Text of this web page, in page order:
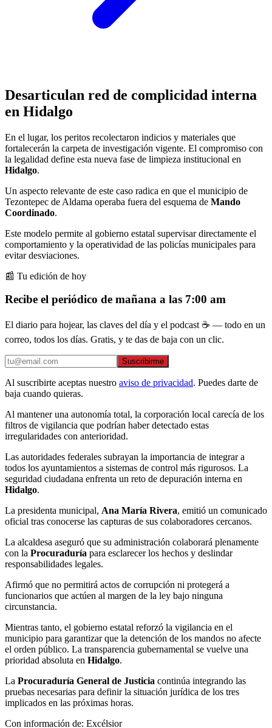
Desarticulan red de complicidad interna
en Hidalgo
En el lugar, los peritos recolectaron indicios y materiales que
fortalecerán la carpeta de investigación vigente. El compromiso con
la legalidad define esta nueva fase de limpieza institucional en
Hidalgo.
Un aspecto relevante de este caso radica en que el municipio de
Tezontepec de Aldama operaba fuera del esquema de Mando
Coordinado.
Este modelo permite al gobierno estatal supervisar directamente el
comportamiento y la operatividad de las policías municipales para
evitar desviaciones.
📰 Tu edición de hoy
Recibe el periódico de mañana a las 7:00 am
El diario para hojear, las claves del día y el podcast ☕ — todo en un
correo, todos los días. Gratis, y te das de baja con un clic.
Suscribirme
Al suscribirte aceptas nuestro aviso de privacidad. Puedes darte de
baja cuando quieras.
Al mantener una autonomía total, la corporación local carecía de los
filtros de vigilancia que podrían haber detectado estas
irregularidades con anterioridad.
Las autoridades federales subrayan la importancia de integrar a
todos los ayuntamientos a sistemas de control más rigurosos. La
seguridad ciudadana enfrenta un reto de depuración interna en
Hidalgo.
La presidenta municipal, Ana María Rivera, emitió un comunicado
oficial tras conocerse las capturas de sus colaboradores cercanos.
La alcaldesa aseguró que su administración colaborará plenamente
con la Procuraduría para esclarecer los hechos y deslindar
responsabilidades legales.
Afirmó que no permitirá actos de corrupción ni protegerá a
funcionarios que actúen al margen de la ley bajo ninguna
circunstancia.
Mientras tanto, el gobierno estatal reforzó la vigilancia en el
municipio para garantizar que la detención de los mandos no afecte
el orden público. La transparencia gubernamental se vuelve una
prioridad absoluta en Hidalgo.
La Procuraduría General de Justicia continúa integrando las
pruebas necesarias para definir la situación jurídica de los tres
implicados en las próximas horas.
Con información de: Excélsior